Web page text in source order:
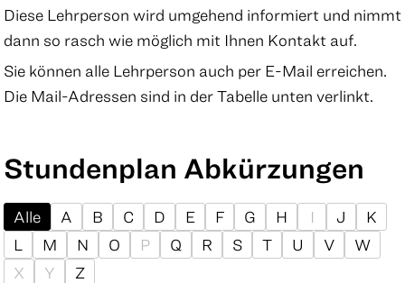
Diese Lehrperson wird umgehend informiert und nimmt
dann so rasch wie möglich mit Ihnen Kontakt auf.
Sie können alle Lehrperson auch per E-Mail erreichen.
Die Mail-Adressen sind in der Tabelle unten verlinkt.
Stundenplan Abkürzungen
Alle A B C D E F G H I J
K
L
M N O P Q R S T U V
W
X
Y Z